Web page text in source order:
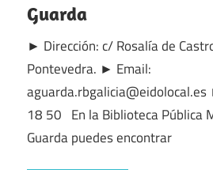
Guarda
► Dirección: c/ Rosalía de
Pontevedra. ► Email:
18 50 En la Biblioteca Pública
Guarda puedes encontrar